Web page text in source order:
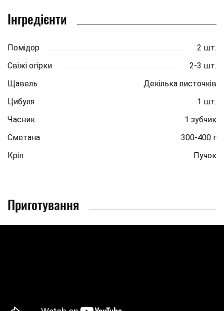
Інгредієнти
Помідор
2 шт.
Свіжі огірки
2-3 шт.
Щавель
Декілька листочків
Цибуля
1 шт.
Часник
1 зубчик
Сметана
300-400 г
Кріп
Пучок
Приготування